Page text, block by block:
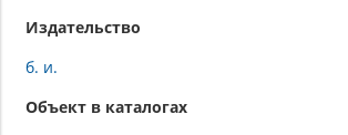
Издательство
б. и.
Объект в каталогах